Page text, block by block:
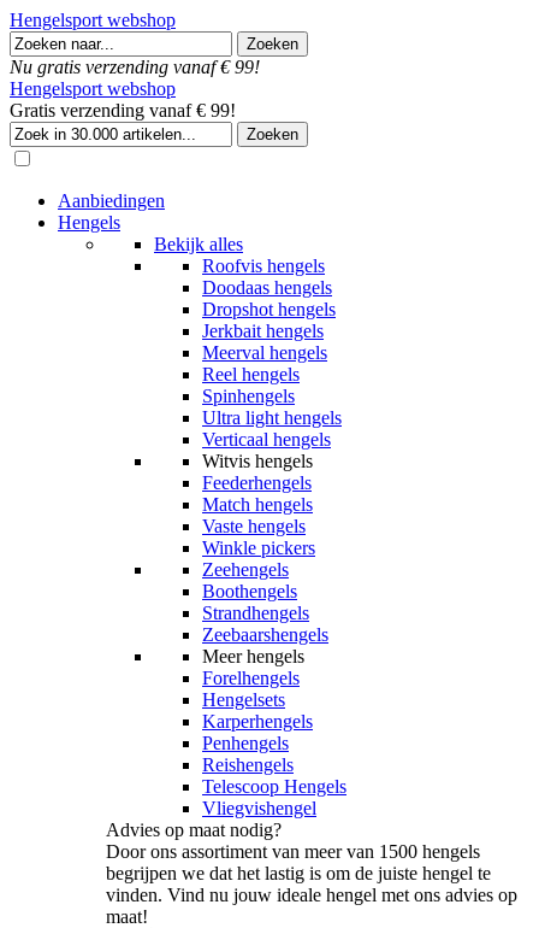
Hengelsport webshop
Nu gratis verzending vanaf € 99!
Hengelsport webshop
Gratis verzending vanaf € 99!
Aanbiedingen
Hengels
Bekijk alles
Roofvis hengels
Doodaas hengels
Dropshot hengels
Jerkbait hengels
Meerval hengels
Reel hengels
Spinhengels
Ultra light hengels
Verticaal hengels
Witvis hengels
Feederhengels
Match hengels
Vaste hengels
Winkle pickers
Zeehengels
Boothengels
Strandhengels
Zeebaarshengels
Meer hengels
Forelhengels
Hengelsets
Karperhengels
Penhengels
Reishengels
Telescoop Hengels
Vliegvishengel
Advies op maat nodig?
Door ons assortiment van meer van 1500 hengels
begrijpen we dat het lastig is om de juiste hengel te
vinden. Vind nu jouw ideale hengel met ons advies op
maat!